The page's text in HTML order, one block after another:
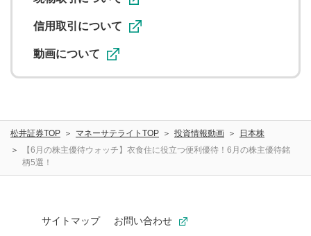
信用取引について
動画について
松井証券TOP マネーサテライトTOP 投資情報動画
日本株
【6月の株主優待ウォッチ】衣食住に役立つ便利優待！6月の株主優待銘
柄5選！
サイトマップ
お問い合わせ